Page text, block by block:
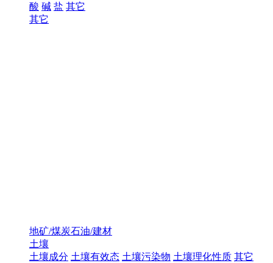
酸 碱 盐 其它
其它
地矿/煤炭石油/建材
土壤
土壤成分 土壤有效态 土壤污染物 土壤理化性质 其它